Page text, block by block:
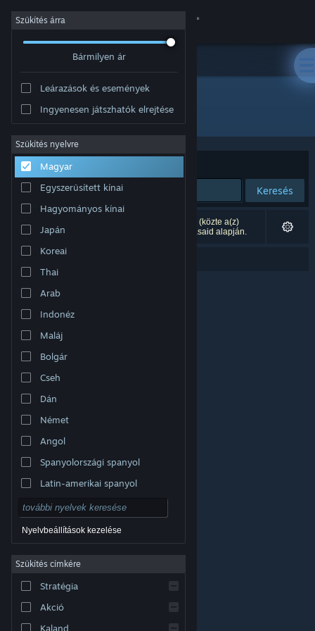
Bejelentkezés
Névjegy
Támogatás
Nyelvváltás
A Steam mobilalkalmazás beszerzése
Asztali weboldalra váltás
védjegyek jogos tulajdonosaiké az Egyesült
szabályzat
| Jogi információk
Steam előfizetői szerződés
Szűkítés árra
Bármilyen ár
Leárazások és események
Ingyenesen játszhatók elrejtése
Szűkítés nyelvre
Magyar
Egyszerűsített kínai
Hagyományos kínai
Japán
Koreai
Thai
Arab
Indonéz
Maláj
Bolgár
Cseh
Dán
Német
Angol
Spanyolországi spanyol
Latin-amerikai spanyol
Nyelvbeállítások kezelése
Szűkítés címkére
Stratégia
Akció
Kaland
"dredge the iron rig"
Rendezés Relevancia
Keresés
0 eredmény felel meg a keresésednek. 3 termék (közte a(z)
DREDGE - The Iron Rig
is) ki lett zárva a beállításaid alapján.